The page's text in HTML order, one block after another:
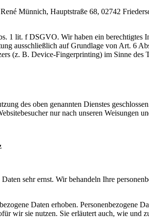
Münnich, Hauptstraße 68, 02742
lit. f DSGVO. Wir haben ein berechtigtes
ausschließlich auf Grundlage von Art. 6
(z. B. Device-Fingerprinting) im Sinne
des oben genannten Dienstes
nur nach unseren Weisungen
sehr ernst. Wir behandeln Ihre
Daten erhoben.
wir sie nutzen. Sie erläutert auch, wie und